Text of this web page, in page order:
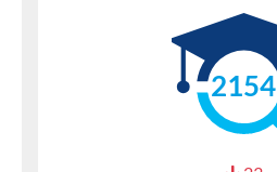
2154